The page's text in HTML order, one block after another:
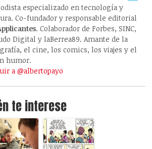
especializado en tecnología y
Co-fundador y responsable editorial
. Colaborador de Forbes, SINC,
Digital y laBerrea89. Amante de la
el cine, los comics, los viajes y el
humor.
a @albertopayo
te interese